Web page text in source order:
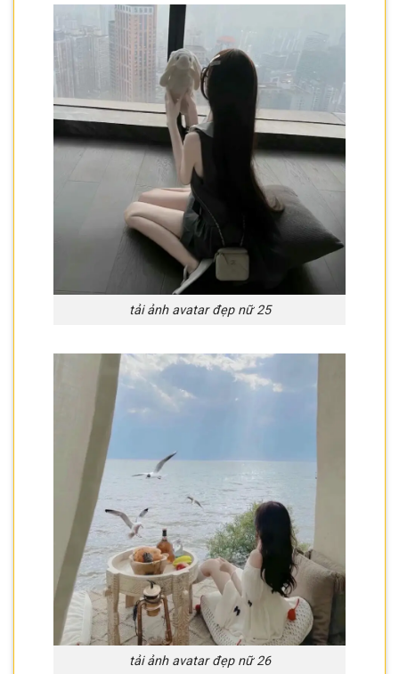
tải ảnh avatar đẹp nữ 25
tải ảnh avatar đẹp nữ 26